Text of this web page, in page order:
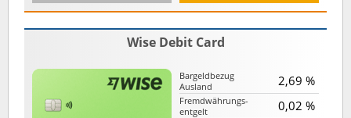
Wise Debit Card
Bargeld­bezug
Ausland
2,69 %
Fremd­währungs­
entgelt
0,02 %